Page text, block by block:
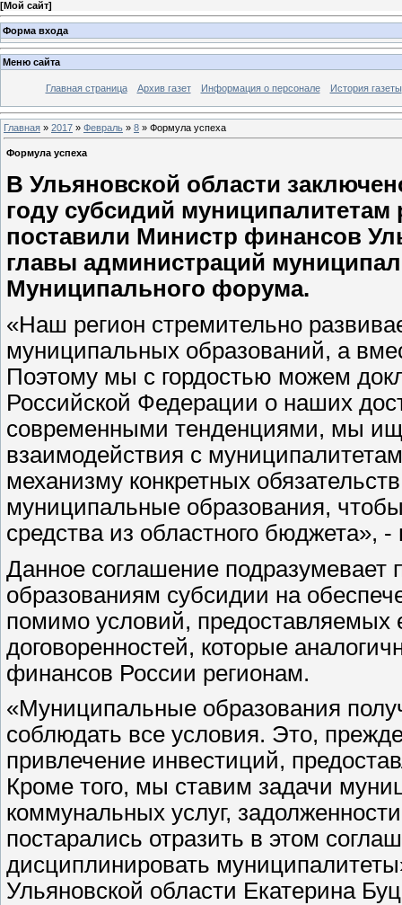
[Мой сайт]
Форма входа
Меню сайта
Главная страница Архив газет Информация о персонале История газеты
Главная » 2017 » Февраль » 8 » Формула успеха
Формула успеха
В Ульяновской области
году субсидий
поставили Министр финансов
главы администраций
Муниципального форума.
«Наш регион стремительно
муниципальных образований, а
Поэтому мы с гордостью можем
Российской Федерации о наших
современными тенденциями, мы
взаимодействия с
механизму конкретных
муниципальные образования,
средства из областного бюджета»,
Данное соглашение
образованиям субсидии на
помимо условий, предоставляемых
договоренностей, которые
финансов России регионам.
«Муниципальные образования
соблюдать все условия. Это,
привлечение инвестиций,
Кроме того, мы ставим задачи
коммунальных услуг,
постарались отразить в этом
дисциплинировать
Ульяновской области Екатерина